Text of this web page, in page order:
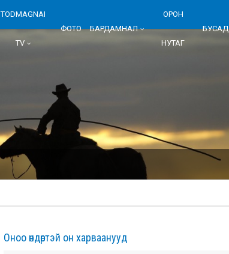
TODMAGNAI
TV
ФОТО БАРДАМНАЛ
ОРОН
НУТАГ
БУСАД
Оноо өндөртэй он харваанууд